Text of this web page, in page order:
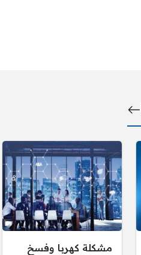
مشكلة كهربا وفسخ